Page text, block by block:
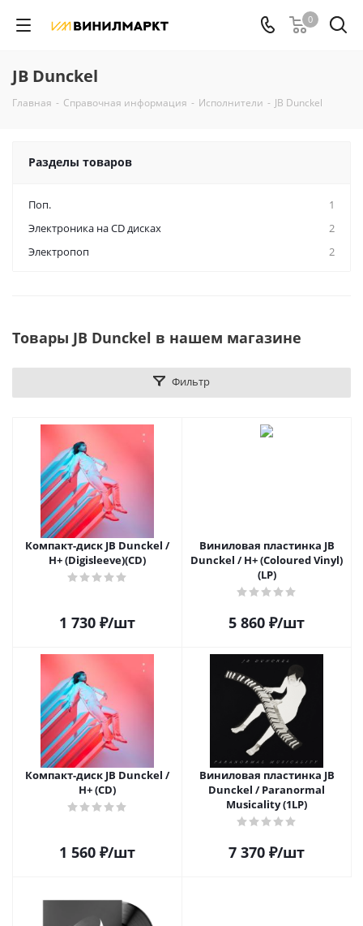
0
JB Dunckel
Главная - Справочная информация - Исполнители - JB Dunckel
Разделы товаров
Поп.
1
Электроника на CD дисках
2
Электропоп
2
Товары JB Dunckel в нашем магазине
Фильтр
Компакт-диск JB Dunckel /
H+ (Digisleeve)(CD)
1 730 ₽/шт
Виниловая пластинка JB
Dunckel / H+ (Coloured Vinyl)
(LP)
5 860 ₽/шт
Компакт-диск JB Dunckel /
H+ (CD)
1 560 ₽/шт
Виниловая пластинка JB
Dunckel / Paranormal
Musicality (1LP)
7 370 ₽/шт